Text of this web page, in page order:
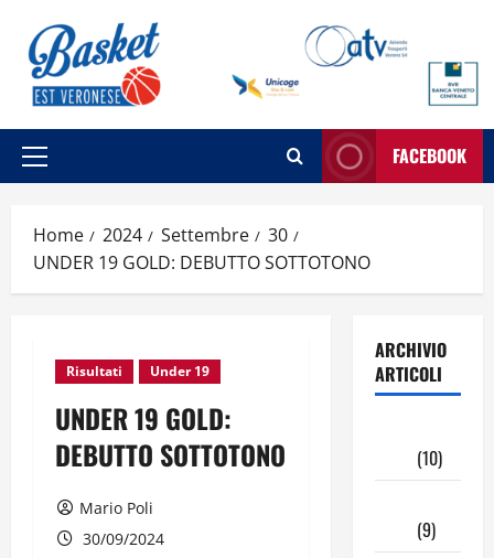
contenuto
Menu
FACEBOOK
Home 2024 Settembre
30
UNDER 19 GOLD: DEBUTTO SOTTOTONO
Risultati Under 19
UNDER 19 GOLD:
DEBUTTO SOTTOTONO
Mario Poli
30/09/2024
ARCHIVIO
ARTICOLI
(10)
(9)